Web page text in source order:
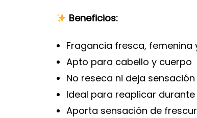
Beneficios:
Fragancia fresca, femenina
Apto para cabello y cuerpo
No reseca ni deja
Ideal para reaplicar durante
Aporta sensación de